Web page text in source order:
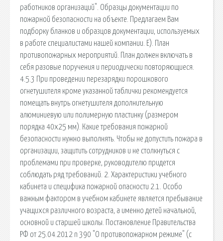
работников организаций". Образцы документации по
пожарной безопасности на объекте. Предлагаем Вам
подборку бланков и образцов документации, используемых
в работе специалистами нашей компании. Е). План
противопожарных мероприятий. План должен включать в
себя разовые поручения и периодически повторяющиеся.
4.5.3 При проведении перезарядки порошкового
огнетушителя кроме указанной таблички рекомендуется
помещать внутрь огнетушителя дополнительную
алюминиевую или полимерную пластинку (размером
порядка 40х25 мм). Какие требования пожарной
безопасности нужно выполнять. Чтобы не допустить пожара в
организации, защитить сотрудников и не столкнуться с
проблемами при проверке, руководителю придется
соблюдать ряд требований. 2. Характеристики учебного
кабинета и специфика пожарной опасности 2.1. Особо
важным фактором в учебном кабинете является пребывание
учащихся различного возраста, а именно детей начальной,
основной и старшей школы. Постановление Правительства
РФ от 25.04.2012 n 390 "О противопожарном режиме" (с